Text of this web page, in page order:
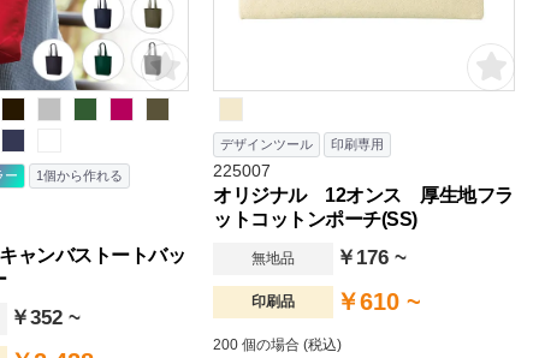
ー 1個から作れる
ャンバストートバッ
￥352 ~
デザインツール 印刷専用
225007
オリジナル 12オンス 厚生地フラ
ットコットンポーチ(SS)
無地品 ￥176 ~
印刷品 ￥610 ~
200 個の場合 (税込)